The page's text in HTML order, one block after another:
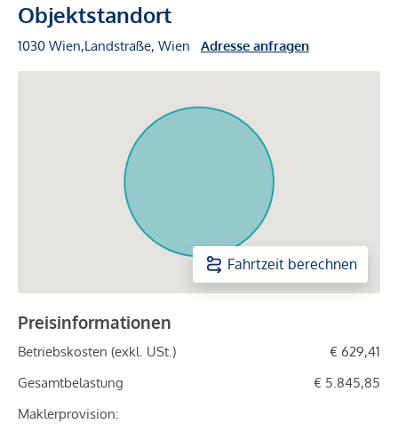
Objektstandort
1030 Wien,Landstraße, Wien Adresse anfragen
Fahrtzeit berechnen
Preisinformationen
Betriebskosten (exkl. USt.)
€ 629,41
Gesamtbelastung
€ 5.845,85
Maklerprovision: